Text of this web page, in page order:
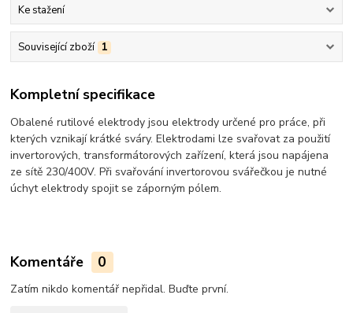
Ke stažení
Související zboží 1
Kompletní specifikace
Obalené rutilové elektrody jsou elektrody určené pro práce, při
kterých vznikají krátké sváry. Elektrodami lze svařovat za použití
invertorových, transformátorových zařízení, která jsou napájena
ze sítě 230/400V. Při svařování invertorovou svářečkou je nutné
úchyt elektrody spojit se záporným pólem.
Komentáře 0
Zatím nikdo komentář nepřidal. Buďte první.